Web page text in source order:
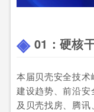
01： 硬核
本届贝壳安全技
建设趋势、前沿
及贝壳找房、腾